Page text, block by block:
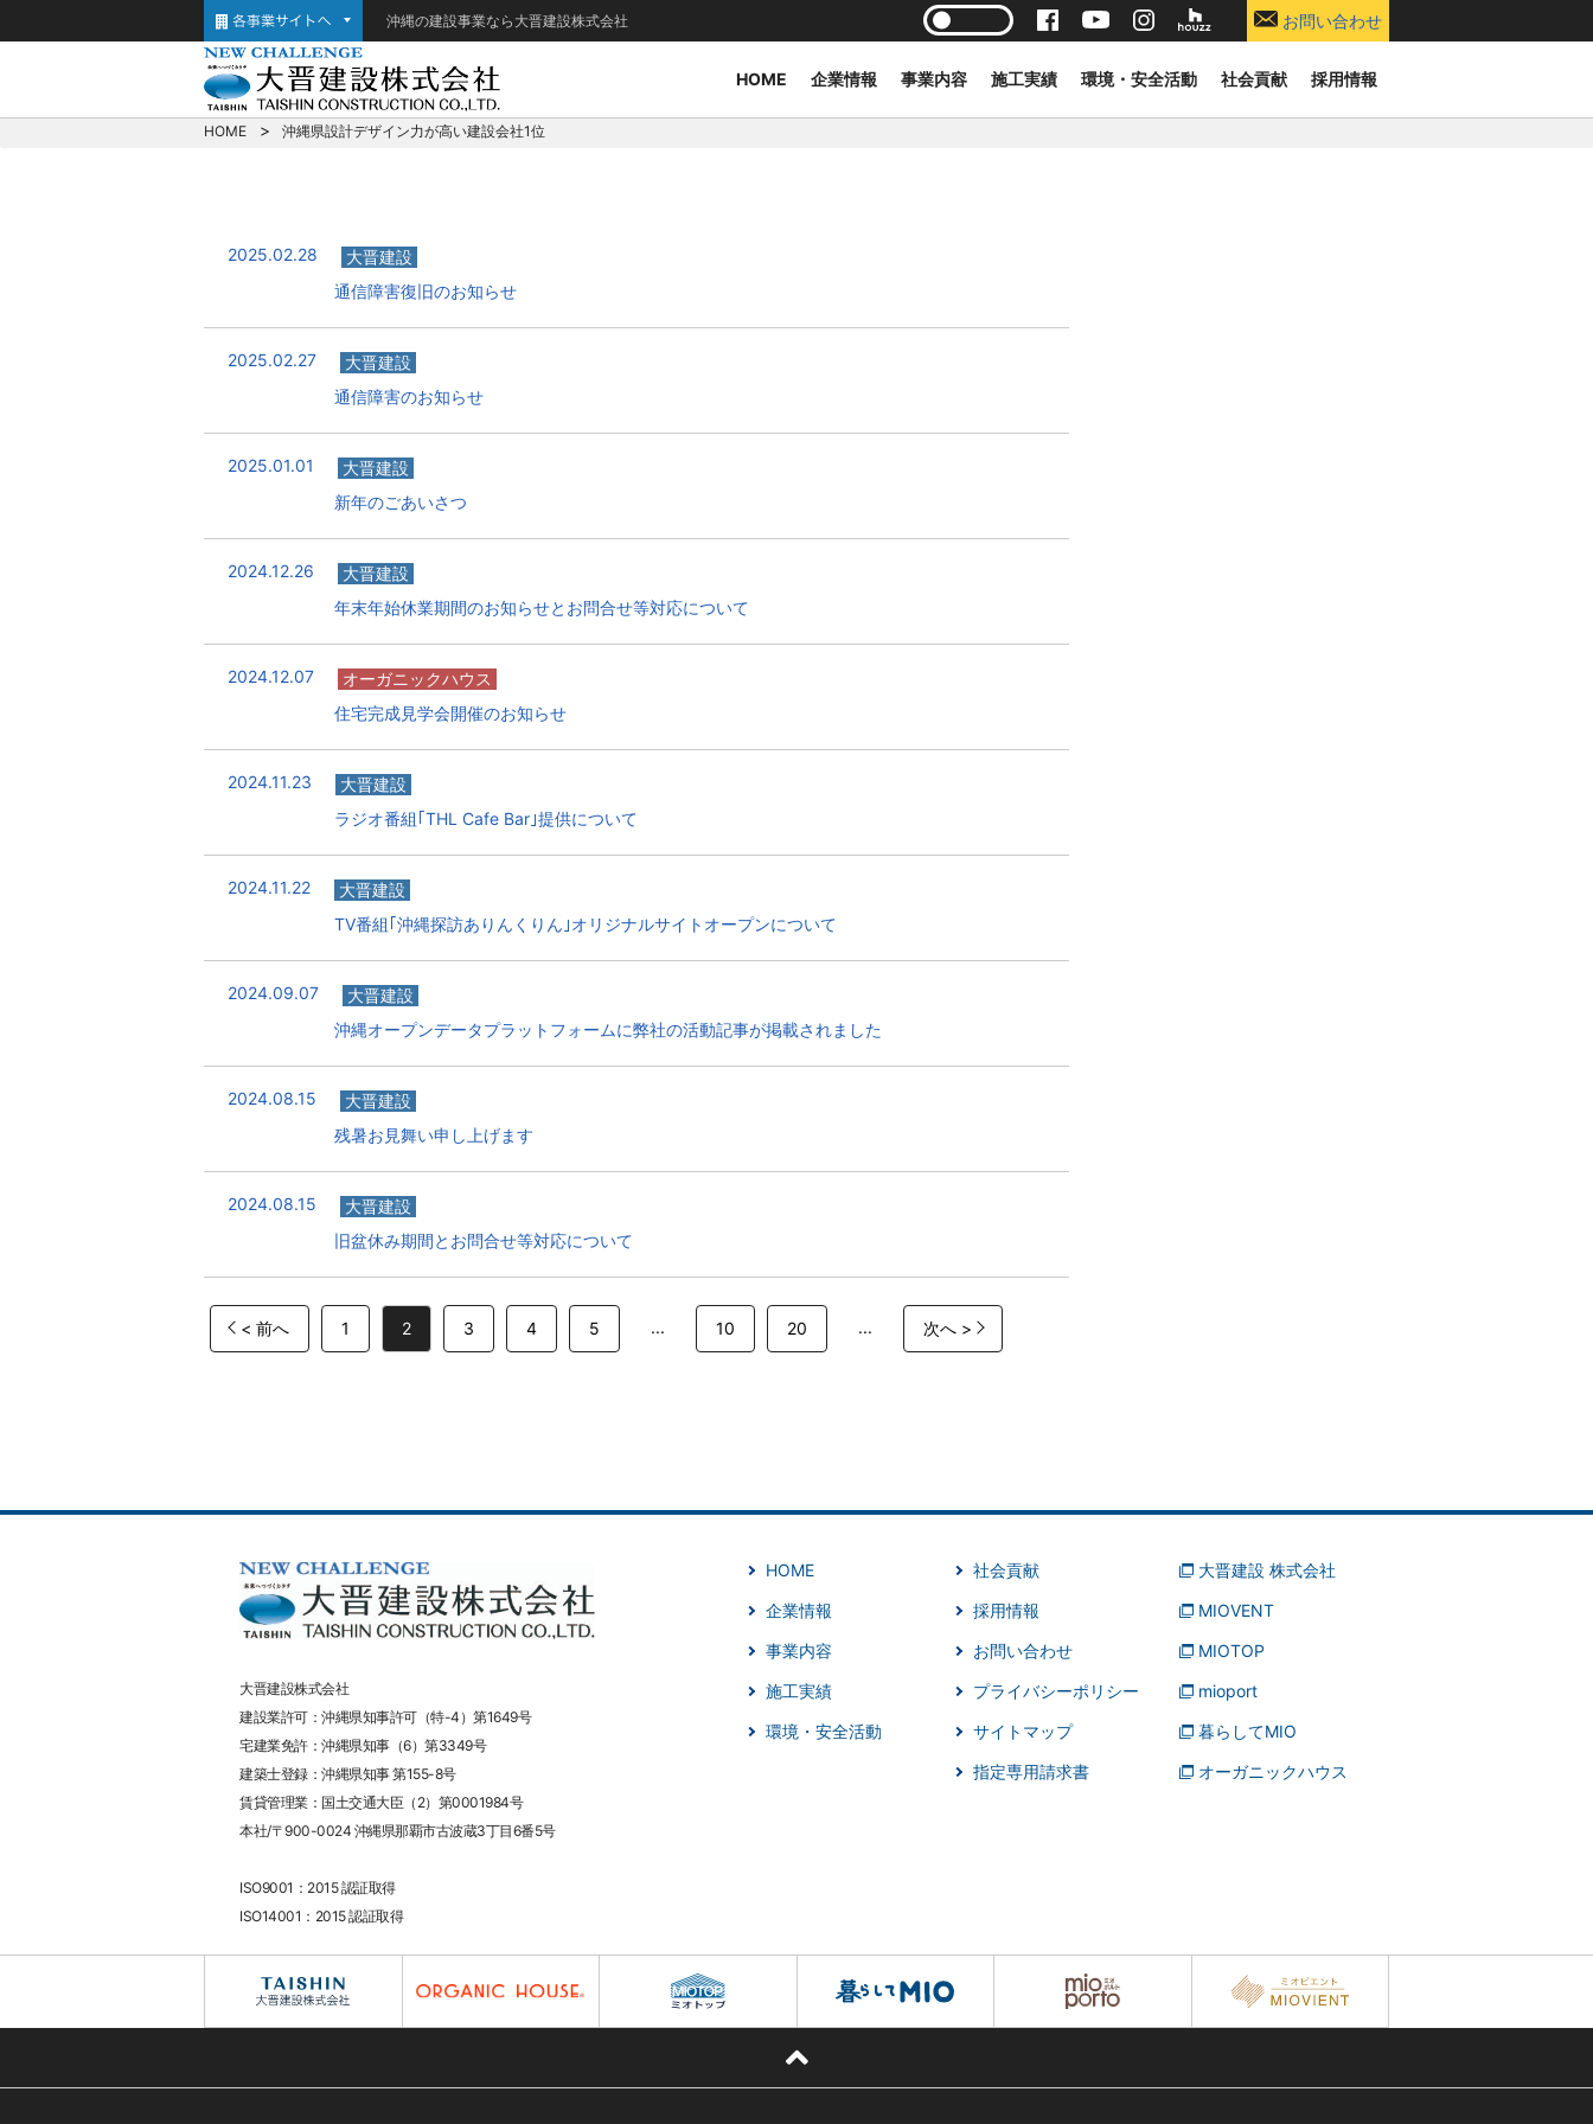
沖縄の建設事業なら大晋建設株式会社 お問い合わせ
HOME 企業情報 事業内容 施工実績 環境・安全活動 社会貢献 採用情報
HOME 沖縄県設計デザイン力が高い建設会社1位
2025.02.28
大晋建設
通信障害復旧のお知らせ
2025.02.27
大晋建設
通信障害のお知らせ
2025.01.01
大晋建設
新年のごあいさつ
2024.12.26
大晋建設
年末年始休業期間のお知らせとお問合せ等対応について
2024.12.07
オーガニックハウス
住宅完成見学会開催のお知らせ
2024.11.23
大晋建設
ラジオ番組｢THL Cafe Bar｣提供について
2024.11.22
大晋建設
TV番組｢沖縄探訪ありんくりん｣オリジナルサイトオープンについて
2024.09.07
大晋建設
沖縄オープンデータプラットフォームに弊社の活動記事が掲載されました
2024.08.15
大晋建設
残暑お見舞い申し上げます
2024.08.15
大晋建設
旧盆休み期間とお問合せ等対応について
< 前へ 1 2 3 4 5 ... 10 20 ... 次へ >
大晋建設株式会社
建設業許可：沖縄県知事許可（特-4）第1649号
宅建業免許：沖縄県知事（6）第3349号
建築士登録：沖縄県知事 第155-8号
賃貸管理業：国土交通大臣（2）第0001984号
本社/〒900-0024 沖縄県那覇市古波蔵3丁目6番5号
ISO9001：2015 認証取得
ISO14001：2015 認証取得
HOME
企業情報
事業内容
施工実績
環境・安全活動
社会貢献
採用情報
お問い合わせ
プライバシーポリシー
サイトマップ
指定専用請求書
大晋建設 株式会社
MIOVENT
MIOTOP
mioport
暮らしてMIO
オーガニックハウス